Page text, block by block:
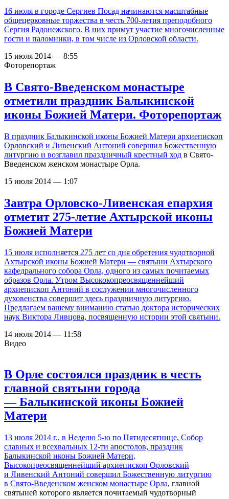
16 июля в городе Сергиев Посад начинаются масштабные
общецерковные торжества в честь 700-летия преподобного
Сергия Радонежского. В них примут участие многочисленные
гости и паломники, в том числе из Орловской области.
15 июля 2014 — 8:55
Фоторепортаж
В Свято-Введенском монастыре
отметили праздник Балыкинской
иконы Божией Матери. Фоторепортаж
В праздник Балыкинской иконы Божией Матери архиепископ
Орловский и Ливенский Антоний совершил Божественную
литургию и возглавил праздничный крестный ход в Свято-
Введенском женском монастыре Орла.
15 июля 2014 — 1:07
Завтра Орловско-Ливенская епархия
отметит 275-летие Ахтырской иконы
Божией Матери
15 июля исполняется 275 лет со дня обретения чудотворной
Ахтырской иконы Божией Матери — святыни Ахтырского
кафедрального собора Орла, одного из самых почитаемых
образов Орла. Утром Высококопреосвященнейший
архиепископ Антоний в сослужении многочисленного
духовенства совершит здесь праздничную литургию.
Предлагаем вашему вниманию статью доктора исторических
наук Виктора Ливцова, посвященную истории этой святыни.
14 июля 2014 — 11:58
Видео
В Орле состоялся праздник в честь
главной святыни города
— Балыкинской иконы Божией
Матери
13 июля 2014 г., в Неделю 5-ю по Пятидесятнице, Собор
славных и всехвальных 12-ти апостолов, праздник
Балыкинской иконы Божией Матери,
Высокопреосвященнейший архиепископ Орловский
и Ливенский Антоний совершил Божественную литургию
в Свято-Введенском женском монастыре Орла, главной
святыней которого является почитаемый чудотворный